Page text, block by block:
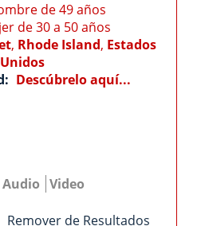
de 49 años
de 30 a 50 años
, Rhode Island, Estados
Unidos
Descúbrelo aquí...
Audio Video
Remover de Resultados